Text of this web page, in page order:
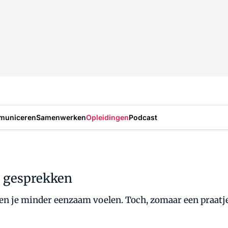
SamenwerkenOpleidingenPodcast
je minder eenzaam voelen. Toch, zomaar een